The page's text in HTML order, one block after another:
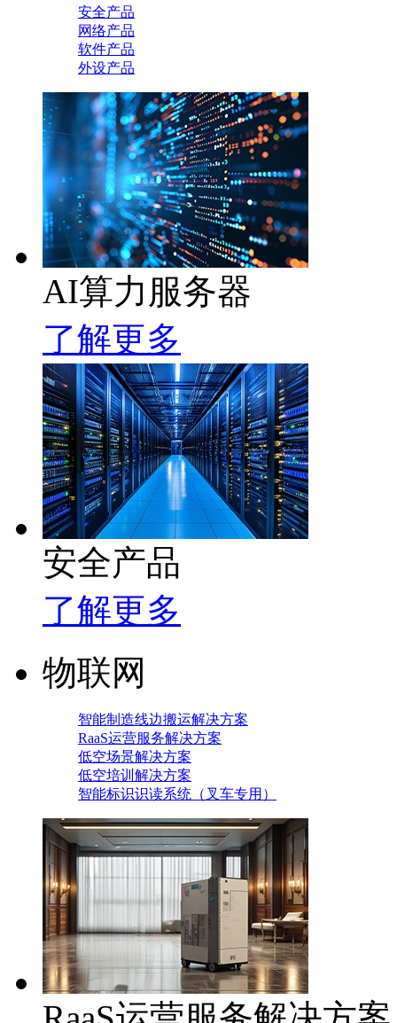
安全产品
网络产品
软件产品
外设产品
AI算力服务器
了解更多
安全产品
了解更多
物联网
智能制造线边搬运解决方案
RaaS运营服务解决方案
低空场景解决方案
低空培训解决方案
智能标识识读系统（叉车专用）